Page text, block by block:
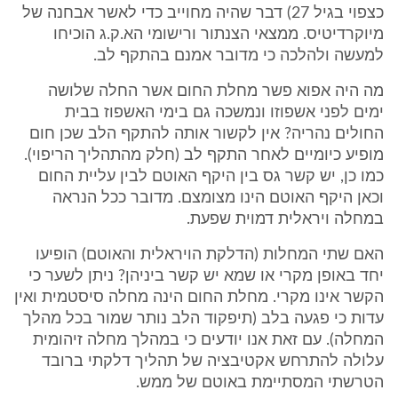
כצפוי בגיל 27) דבר שהיה מחוייב כדי לאשר אבחנה של
מיוקרדיטיס. ממצאי הצנתור ורישומי הא.ק.ג הוכיחו
למעשה ולהלכה כי מדובר אמנם בהתקף לב.
מה היה אפוא פשר מחלת החום אשר החלה שלושה
ימים לפני אשפוזו ונמשכה גם בימי האשפוז בבית
החולים נהריה? אין לקשור אותה להתקף הלב שכן חום
מופיע כיומיים לאחר התקף לב (חלק מהתהליך הריפוי).
כמו כן, יש קשר גס בין היקף האוטם לבין עליית החום
וכאן היקף האוטם הינו מצומצם. מדובר ככל הנראה
במחלה ויראלית דמוית שפעת.
האם שתי המחלות (הדלקת הויראלית והאוטם) הופיעו
יחד באופן מקרי או שמא יש קשר ביניהן? ניתן לשער כי
הקשר אינו מקרי. מחלת החום הינה מחלה סיסטמית ואין
עדות כי פגעה בלב (תיפקוד הלב נותר שמור בכל מהלך
המחלה). עם זאת אנו יודעים כי במהלך מחלה זיהומית
עלולה להתרחש אקטיבציה של תהליך דלקתי ברובד
הטרשתי המסתיימת באוטם של ממש.